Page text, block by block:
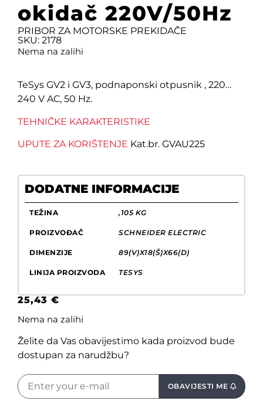
okidač 220V/50Hz
PRIBOR ZA MOTORSKE PREKIDAČE
SKU: 2178
Nema na zalihi
TeSys GV2 i GV3, podnaponski otpusnik , 220…
240 V AC, 50 Hz.
TEHNIČKE KARAKTERISTIKE
UPUTE ZA KORIŠTENJE Kat.br. GVAU225
DODATNE INFORMACIJE
TEŽINA ,105 KG
PROIZVOĐAČ SCHNEIDER ELECTRIC
DIMENZIJE 89(V)X18(Š)X66(D)
LINIJA PROIZVODA TESYS
25,43 €
Nema na zalihi
Želite da Vas obavijestimo kada proizvod bude
dostupan za narudžbu?
OBAVIJESTI ME